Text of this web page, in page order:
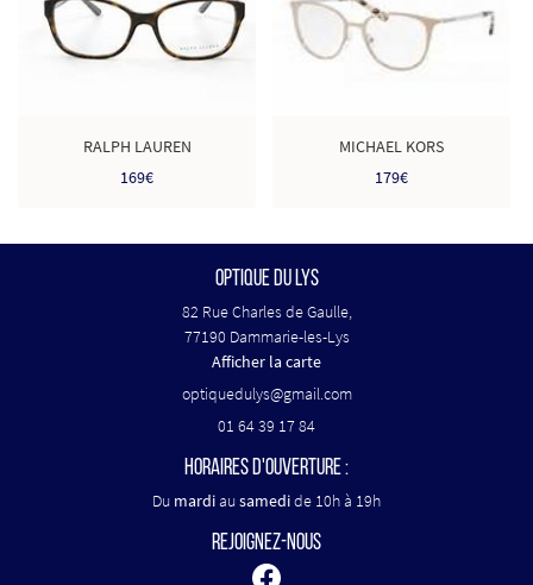
RALPH LAUREN
169€
MICHAEL KORS
179€
OPTIQUE DU LYS
82 Rue Charles de Gaulle,
77190 Dammarie-les-Lys
Afficher la carte
01 64 39 17 84
HORAIRES D'OUVERTURE :
Du mardiausamedide 10h à 19h
REJOIGNEZ-NOUS